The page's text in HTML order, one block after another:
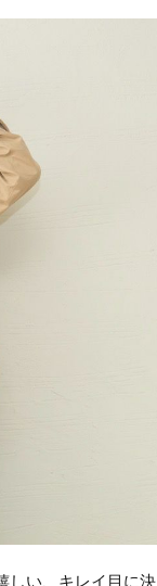
しい、キレイ目に決